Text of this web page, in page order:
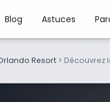
Blog Astuces
Resort > Découvrez